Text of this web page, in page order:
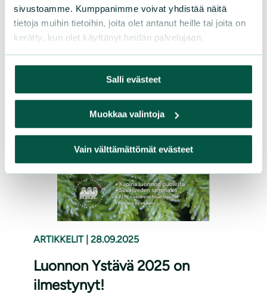
sivustoamme. Kumppanimme voivat yhdistää näitä
tietoja muihin tietoihin, joita olet antanut heille tai joita on
kerätty, kun olet käyttänyt heidän palvelujaan.
Salli evästeet
Muokkaa valintoja
Vain välttämättömät evästeet
ARTIKKELIT 28.09.2025
Luonnon Ystävä 2025 on
ilmestynyt!